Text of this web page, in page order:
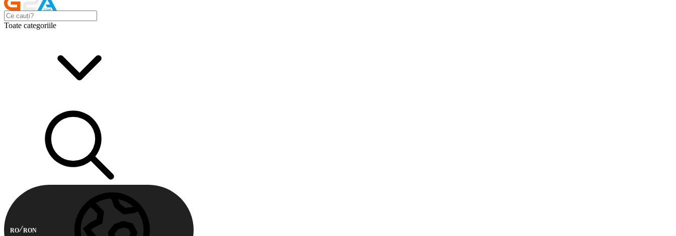
Toate categoriile
RO RON